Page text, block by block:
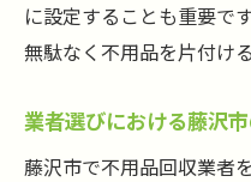
に設定することも重要で
無駄なく不用品を片付け
業者選びにおける藤沢
藤沢市で不用品回収業者